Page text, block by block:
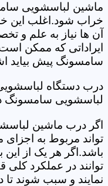
ماشین لباسشویی
خراب شود.اغلب این
آن ها نیاز به علم و
ایراداتی که ممکن
سامسونگ پیش بیاید
درب دستگاه
لباسشویی سامسونگ
اگر درب ماشین
تواند مربوط به
باشد.اگر هر یک از
توانند در عملکرد کلی
نمایند و سبب شوند